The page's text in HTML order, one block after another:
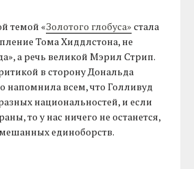
темой «Золотого глобуса» стала
Тома Хиддлстона, не
а речь великой Мэрил Стрип.
в сторону Дональда
напомнила всем, что Голливуд
национальностей, и если
то у нас ничего не останется,
единоборств.